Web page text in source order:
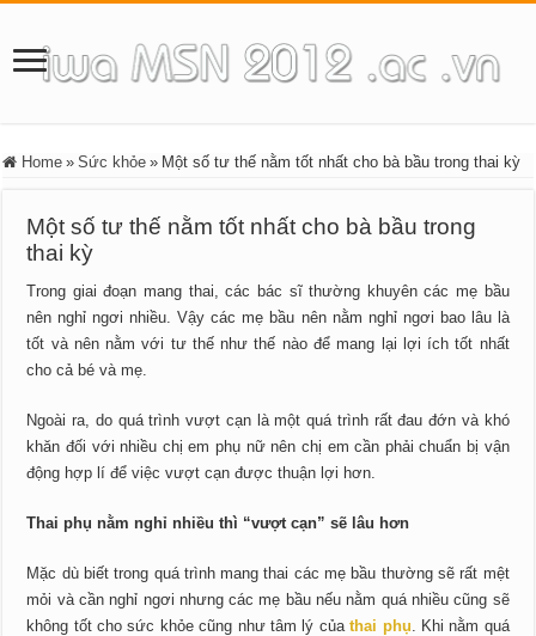
Home » Sức khỏe » Một số tư thế nằm tốt nhất cho bà bầu trong thai kỳ
Một số tư thế nằm tốt nhất cho bà bầu trong
thai kỳ
Trong giai đoạn mang thai, các bác sĩ thường khuyên các mẹ bầu
nên nghỉ ngơi nhiều. Vậy các mẹ bầu nên nằm nghỉ ngơi bao lâu là
tốt và nên nằm với tư thế như thế nào để mang lại lợi ích tốt nhất
cho cả bé và mẹ.
Ngoài ra, do quá trình vượt cạn là một quá trình rất đau đớn và khó
khăn đối với nhiều chị em phụ nữ nên chị em cần phải chuẩn bị vận
động hợp lí để việc vượt cạn được thuận lợi hơn.
Thai phụ nằm nghỉ nhiều thì “vượt cạn” sẽ lâu hơn
Mặc dù biết trong quá trình mang thai các mẹ bầu thường sẽ rất mệt
mỏi và cần nghỉ ngơi nhưng các mẹ bầu nếu nằm quá nhiều cũng sẽ
không tốt cho sức khỏe cũng như tâm lý củathai phụ . Khi nằm quá